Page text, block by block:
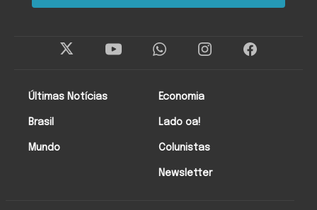
Últimas Notícias
Brasil
Mundo
Economia
Lado oa!
Colunistas
Newsletter